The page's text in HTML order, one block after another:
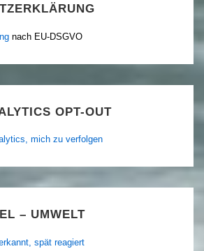
nach EU-DSGVO
OPT-OUT
mich zu verfolgen
– UMWELT
spät reagiert